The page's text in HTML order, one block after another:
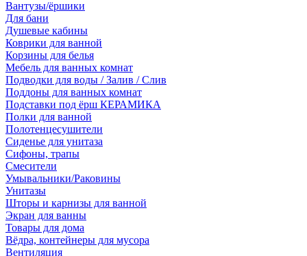
Вантузы/ёршики
Для бани
Душевые кабины
Коврики для ванной
Корзины для белья
Мебель для ванных комнат
Подводки для воды / Залив / Слив
Поддоны для ванных комнат
Подставки под ёрш КЕРАМИКА
Полки для ванной
Полотенцесушители
Сиденье для унитаза
Сифоны, трапы
Смесители
Умывальники/Раковины
Унитазы
Шторы и карнизы для ванной
Экран для ванны
Товары для дома
Вёдра, контейнеры для мусора
Вентиляция